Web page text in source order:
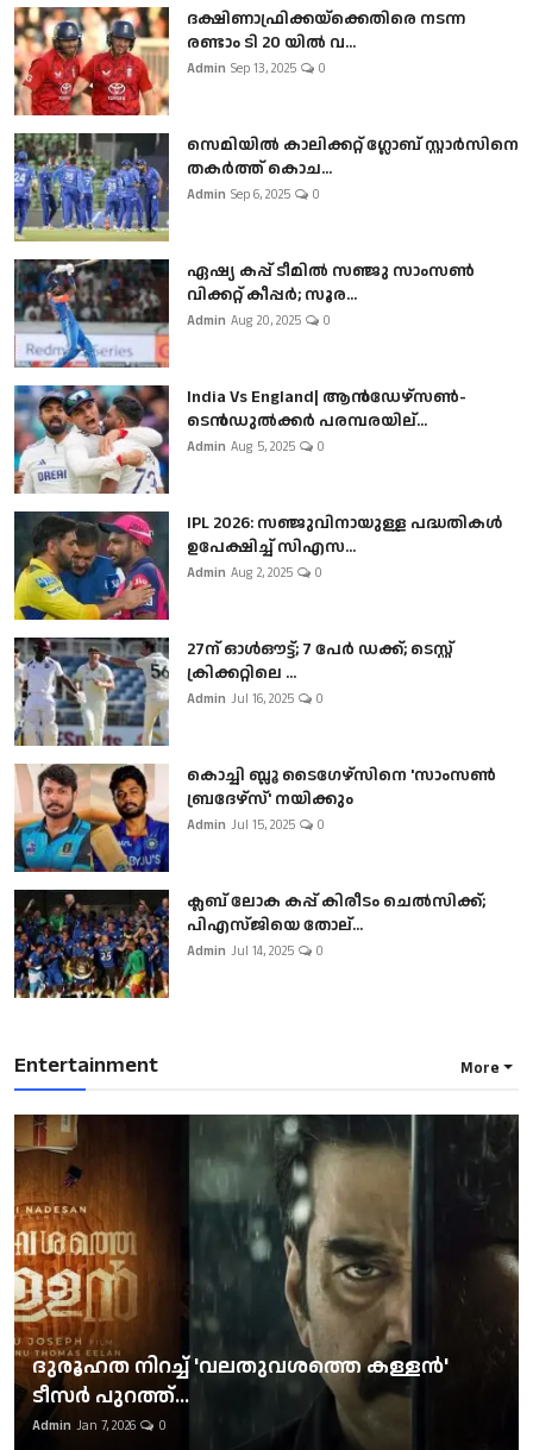
ദക്ഷിണാഫ്രിക്കയ്‌ക്കെതിരെ നടന്ന
രണ്ടാം ടി 20 യിൽ വ...
Admin Sep 13, 2025 0
സെമിയിൽ കാലിക്കറ്റ് ഗ്ലോബ് സ്റ്റാർസിനെ
തകർത്ത് കൊച...
Admin Sep 6, 2025 0
ഏഷ്യ കപ്പ് ടീമിൽ സഞ്ജു സാംസൺ
വിക്കറ്റ് കീപ്പർ; സൂര...
Admin Aug 20, 2025 0
India Vs England| ആൻഡേഴ്സൺ-
ടെൻഡുല്‍ക്കർ പരമ്പരയില്...
Admin Aug 5, 2025 0
IPL 2026: സഞ്ജുവിനായുള്ള പദ്ധതികൾ
ഉപേക്ഷിച്ച് സിഎസ...
Admin Aug 2, 2025 0
27ന് ഓൾഔട്ട്; 7 പേർ ഡക്ക്; ടെസ്റ്റ്
ക്രിക്കറ്റിലെ ...
Admin Jul 16, 2025 0
കൊച്ചി ബ്ലൂ ടൈഗേഴ്സിനെ 'സാംസൺ
ബ്രദേഴ്സ്' നയിക്കും
Admin Jul 15, 2025 0
ക്ലബ് ലോക കപ്പ് കിരീടം ചെല്‍സിക്ക്;
പിഎസ്ജിയെ തോല്...
Admin Jul 14, 2025 0
Entertainment More
ദുരൂഹത നിറച്ച് 'വലതുവശത്തെ കള്ളന്‍'
ടീസര്‍ പുറത്ത്...
Admin Jan 7, 2026 0